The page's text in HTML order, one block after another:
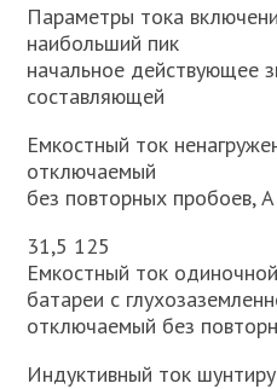
Параметры тока
наибольший пик
начальное действующее
составляющей
Емкостный ток
отключаемый
без повторных пробоев, А
31,5 125
Емкостный ток
батареи с
отключаемый без
Индуктивный ток